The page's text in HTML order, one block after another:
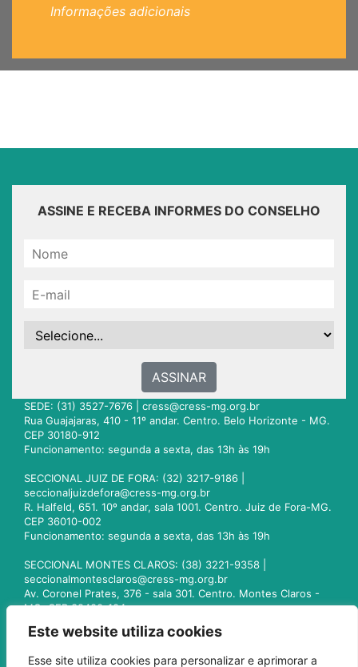
Este website utiliza cookies
Esse site utiliza cookies para personalizar e aprimorar a
Informações adicionais
ASSINE E RECEBA INFORMES DO CONSELHO
ASSINAR
SEDE: (31) 3527-7676 | cress@cress-mg.org.br
Rua Guajajaras, 410 - 11º andar. Centro. Belo Horizonte - MG.
CEP 30180-912
Funcionamento: segunda a sexta, das 13h às 19h
SECCIONAL JUIZ DE FORA: (32) 3217-9186 |
seccionaljuizdefora@cress-mg.org.br
R. Halfeld, 651. 10º andar, sala 1001. Centro. Juiz de Fora-MG.
CEP 36010-002
Funcionamento: segunda a sexta, das 13h às 19h
SECCIONAL MONTES CLAROS: (38) 3221-9358 |
seccionalmontesclaros@cress-mg.org.br
Av. Coronel Prates, 376 - sala 301. Centro. Montes Claros -
MG. CEP 39400-104